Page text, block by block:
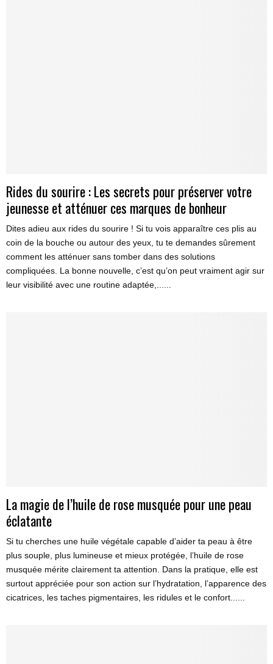
Rides du sourire : Les secrets pour préserver votre
jeunesse et atténuer ces marques de bonheur
Dites adieu aux rides du sourire ! Si tu vois apparaître ces plis au
coin de la bouche ou autour des yeux, tu te demandes sûrement
comment les atténuer sans tomber dans des solutions
compliquées. La bonne nouvelle, c’est qu’on peut vraiment agir sur
leur visibilité avec une routine adaptée,......
La magie de l’huile de rose musquée pour une peau
éclatante
Si tu cherches une huile végétale capable d’aider ta peau à être
plus souple, plus lumineuse et mieux protégée, l’huile de rose
musquée mérite clairement ta attention. Dans la pratique, elle est
surtout appréciée pour son action sur l’hydratation, l’apparence des
cicatrices, les taches pigmentaires, les ridules et le confort......